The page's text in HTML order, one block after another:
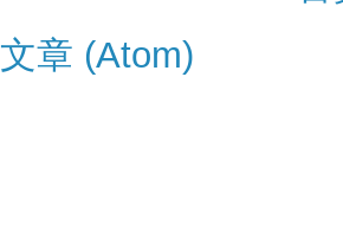
文章 (Atom)